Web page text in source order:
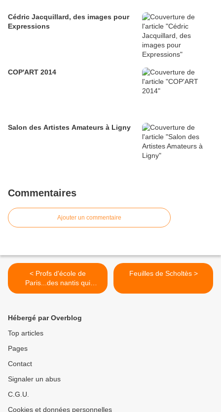
Cédric Jacquillard, des images pour
Expressions
COP'ART 2014
Salon des Artistes Amateurs à Ligny
Commentaires
Ajouter un commentaire
< Profs d'école de
Paris...des nantis qui
veulent le rester ...
Feuilles de Scholtès >
Hébergé par Overblog
Top articles
Pages
Contact
Signaler un abus
C.G.U.
Cookies et données personnelles